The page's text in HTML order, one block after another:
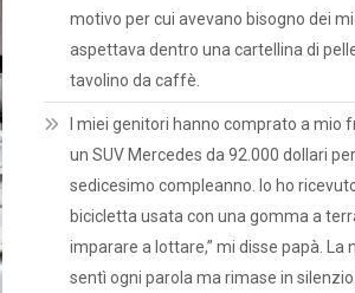
motivo per cui avevano bisogno dei
aspettava dentro una cartellina di
tavolino da caffè.
I miei genitori hanno comprato a mio
un SUV Mercedes da 92.000 dollari
sedicesimo compleanno. Io ho
bicicletta usata con una gomma a
imparare a lottare,” mi disse papà. La
sentì ogni parola ma rimase in silenzio.